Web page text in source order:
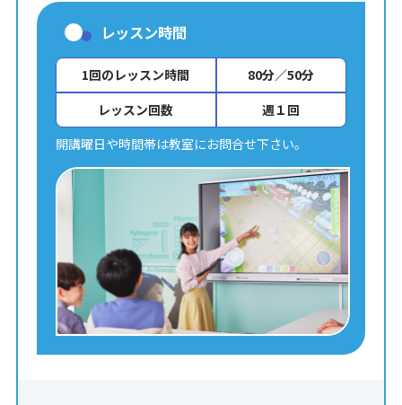
レッスン時間
1回のレッスン時間
80分／50分
レッスン回数
週１回
開講曜日や時間帯は教室にお問合せ下さい。